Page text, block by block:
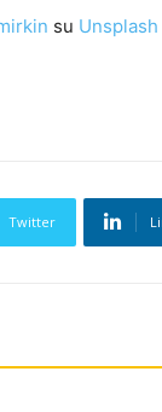
su Unsplash
Twitter